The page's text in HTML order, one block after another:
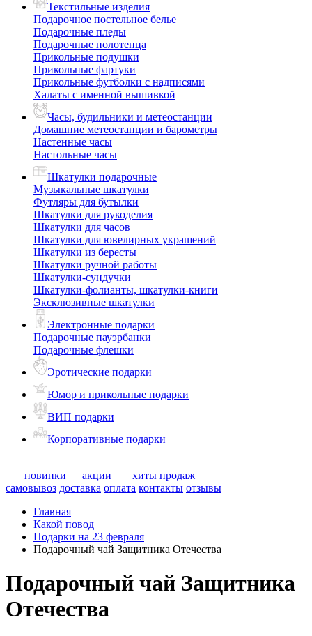
Текстильные изделия
Подарочное постельное белье
Подарочные пледы
Подарочные полотенца
Прикольные подушки
Прикольные фартуки
Прикольные футболки с надписями
Халаты с именной вышивкой
Часы, будильники и метеостанции
Домашние метеостанции и барометры
Настенные часы
Настольные часы
Шкатулки подарочные
Музыкальные шкатулки
Футляры для бутылки
Шкатулки для рукоделия
Шкатулки для часов
Шкатулки для ювелирных украшений
Шкатулки из бересты
Шкатулки ручной работы
Шкатулки-сундучки
Шкатулки-фолианты, шкатулки-книги
Эксклюзивные шкатулки
Электронные подарки
Подарочные пауэрбанки
Подарочные флешки
Эротические подарки
Юмор и прикольные подарки
ВИП подарки
Корпоративные подарки
новинки акции
хиты продаж
самовывоз доставка оплата контакты отзывы
Главная
Какой повод
Подарки на 23 февраля
Подарочный чай Защитника Отечества
Подарочный чай Защитника
Отечества